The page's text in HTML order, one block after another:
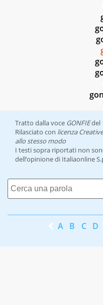
Tratto dalla voce GONFIEdel
Rilasciato con licenza
allo stesso modo
I testi sopra riportati non
dell’opinione di Italiaonline
A B C D